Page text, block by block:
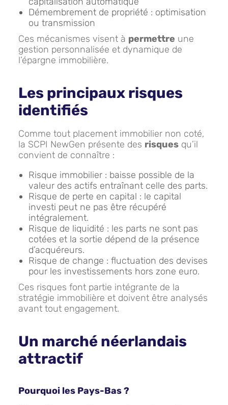
Démembrement de propriété : optimisation
ou transmission
Ces mécanismes visent à permettre une
gestion personnalisée et dynamique de
l’épargne immobilière.
Les principaux risques
identifiés
Comme tout placement immobilier non coté,
la SCPI NewGen présente des risques qu’il
convient de connaître :
Risque immobilier : baisse possible de la
valeur des actifs entraînant celle des parts.
Risque de perte en capital : le capital
investi peut ne pas être récupéré
intégralement.
Risque de liquidité : les parts ne sont pas
cotées et la sortie dépend de la présence
d’acquéreurs.
Risque de change : fluctuation des devises
pour les investissements hors zone euro.
Ces risques font partie intégrante de la
stratégie immobilière et doivent être analysés
avant tout engagement.
Un marché néerlandais
attractif
Pourquoi les Pays-Bas ?